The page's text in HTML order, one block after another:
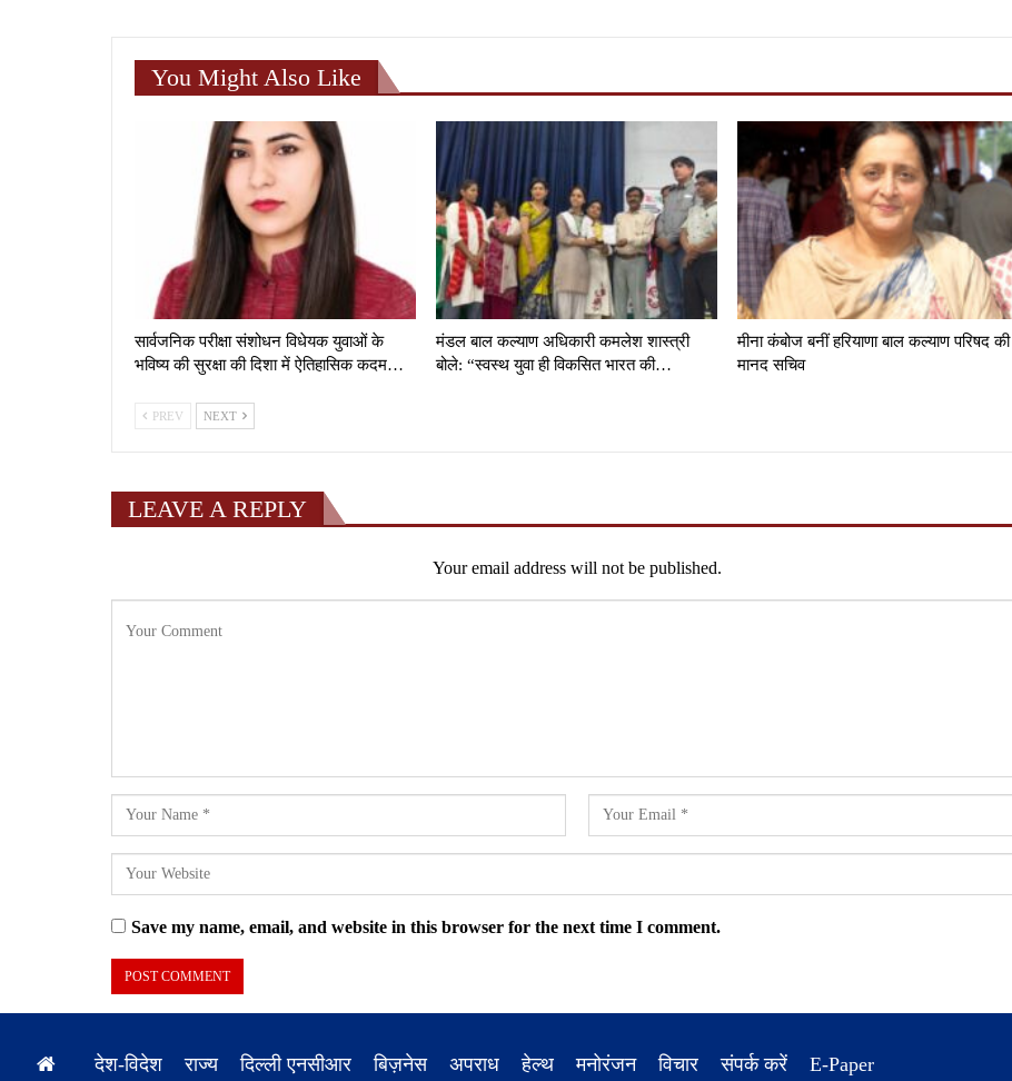
You Might Also Like
सार्वजनिक परीक्षा संशोधन विधेयक युवाओं के
भविष्य की सुरक्षा की दिशा में ऐतिहासिक कदम…
मंडल बाल कल्याण अधिकारी कमलेश शास्त्री
बोले: “स्वस्थ युवा ही विकसित भारत की…
मीना कंबोज बनीं हरियाणा बाल कल्याण परिषद की
मानद सचिव
PREV NEXT
LEAVE A REPLY
Your email address will not be published.
Save my name, email, and website in this browser for the next time I comment.
देश-विदेश राज्य दिल्ली एनसीआर बिज़नेस अपराध हेल्थ मनोरंजन विचार संपर्क करें E-Paper